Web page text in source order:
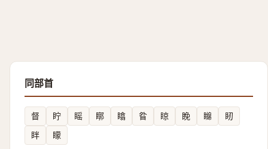
同部首
督 眝 䁘 䁨 䁯 䀤 䁁 睌 矊
䀔
眫
矇